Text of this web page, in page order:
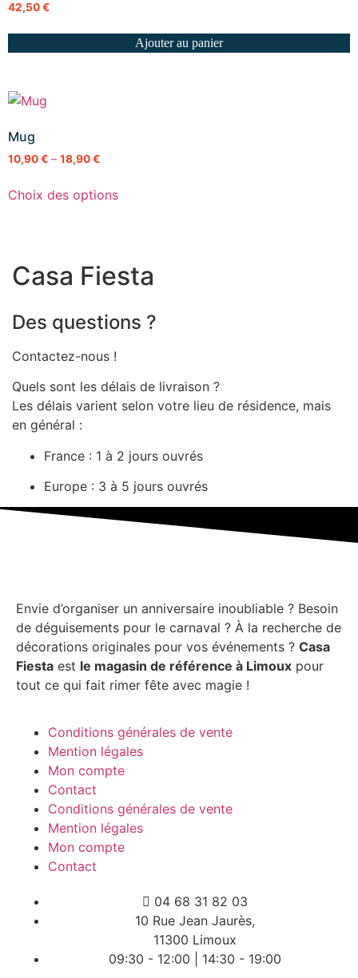
42,50€
Ajouter au panier
Mug
10,90€ – 18,90€
Choix des options
Casa Fiesta
Des questions ?
Contactez-nous !
Quels sont les délais de livraison ?
Les délais varient selon votre lieu de résidence, mais
en général :
France : 1 à 2 jours ouvrés
Europe : 3 à 5 jours ouvrés
Envie d’organiser un anniversaire inoubliable ? Besoin
de déguisements pour le carnaval ? À la recherche de
décorations originales pour vos événements ? Casa
Fiesta est le magasin de référence à Limoux pour
tout ce qui fait rimer fête avec magie !
Conditions générales de vente
Mention légales
Mon compte
Contact
Conditions générales de vente
Mention légales
Mon compte
Contact
04 68 31 82 03
10 Rue Jean Jaurès,
11300 Limoux
09:30 - 12:00 | 14:30 - 19:00